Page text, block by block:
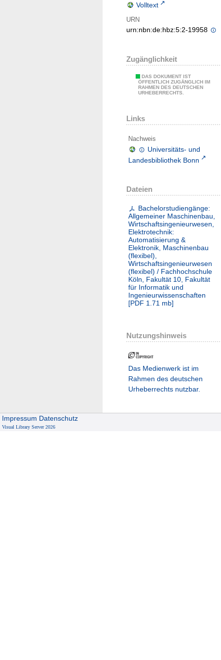
Volltext
URN
urn:nbn:de:hbz:5:2-19958
Zugänglichkeit
DAS DOKUMENT IST
ÖFFENTLICH ZUGÄNGLICH IM
RAHMEN DES DEUTSCHEN
URHEBERRECHTS.
Links
Nachweis
Universitäts- und
Landesbibliothek Bonn
Dateien
Bachelorstudiengänge:
Allgemeiner Maschinenbau,
Wirtschaftsingenieurwesen,
Elektrotechnik:
Automatisierung &
Elektronik, Maschinenbau
(flexibel),
Wirtschaftsingenieurwesen
(flexibel) / Fachhochschule
Köln, Fakultät 10, Fakultät
für Informatik und
Ingenieurwissenschaften
[PDF 1.71 mb]
Nutzungshinweis
Das Medienwerk ist im
Rahmen des deutschen
Urheberrechts nutzbar.
Impressum Datenschutz
Visual Library Server 2026